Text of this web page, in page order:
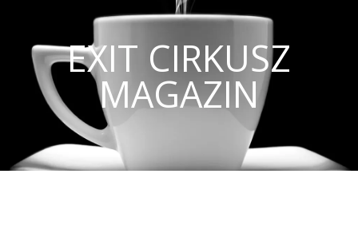
EXIT CIRKUSZ
MAGAZIN